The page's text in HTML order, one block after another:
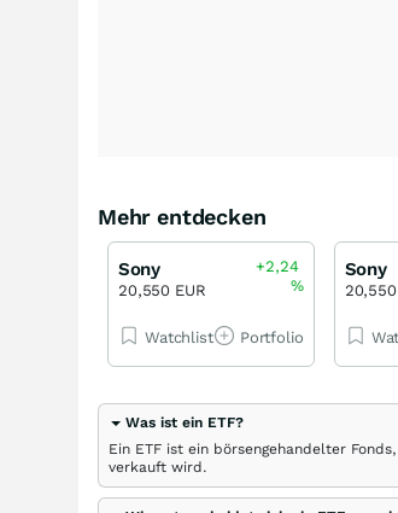
Mehr entdecken
Sony
20,550 EUR
+2,24
%
Watchlist Portfolio
Sony
20,550
Was ist ein ETF?
Ein ETF ist ein börsengehandelter
verkauft wird.